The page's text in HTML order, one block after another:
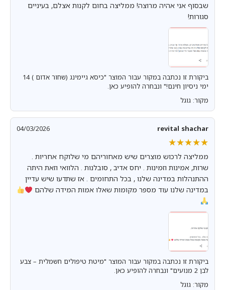
שבסוף אני אהיה מרוצה! ממליצה בחום לקנות אצלם, בעיניים
סגורות!
ביקורת זו נכתבה במקור עבור המוצר "כיסא גיימינג (שחור אדום ) 14
ימי ניסיון חינם!" ונבחרה להופיע כאן.
מקור: גוגל
revital shachar
04/03/2026
★★★★★
★★★★★
ממליצה לרכוש מוצרים שיש מאחוריהם מי שלוקח אחריות .
שרות, אמינות וזמינות . יחס אדיב , סובלנות . הלוואי וזאת היתה
ההתנהלות במדינה שלנו , בכל התחומים . אז שתדעו שיש עדיין
במדינה שלנו עוד מספר מקומות שאלו אמות המידה שלהם
ביקורת זו נכתבה במקור עבור המוצר "מיטת טיפולים חשמלית – צבע
לבן 2 מנועים" ונבחרה להופיע כאן.
מקור: גוגל